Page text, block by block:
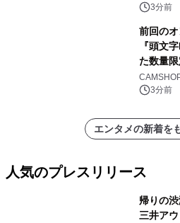
3分前
前回の
『頭文
た数量
売を開
3分前
エンタメの新着を
人気のプレスリリース
帰りの
三井ア